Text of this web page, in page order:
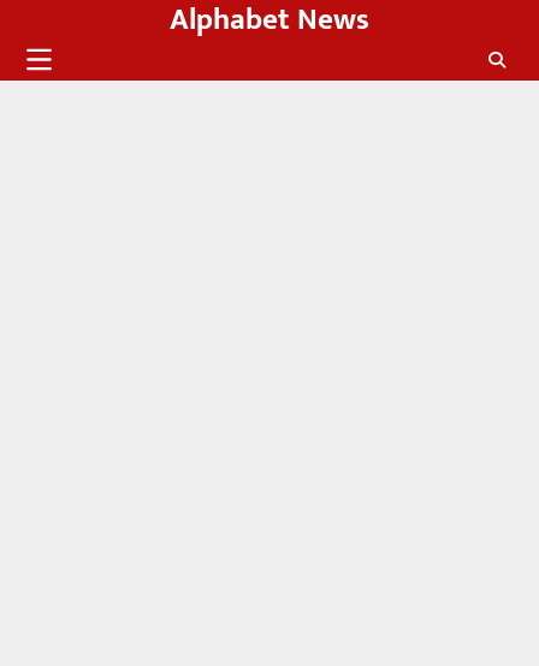
content
Alphabet News